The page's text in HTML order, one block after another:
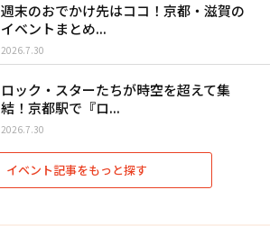
週末のおでかけ先はココ！京都・滋賀の
イベントまとめ...
2026.7.30
ロック・スターたちが時空を超えて集
結！京都駅で『ロ...
2026.7.30
イベント記事をもっと探す